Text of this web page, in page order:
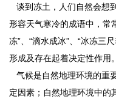
谈到冻土，人们自然会想
形容天气寒冷的成语中，常
冻”、“滴水成冰”、“冰冻
形成及存在起着决定性作用。
气候是自然地理环境的重
定因素；自然地理环境中的